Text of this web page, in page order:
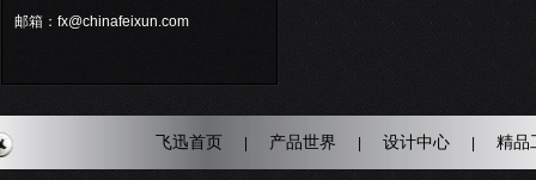
邮箱：fx@chinafeixun.com
飞迅首页 | 产品世界 | 设计中心 | 精品